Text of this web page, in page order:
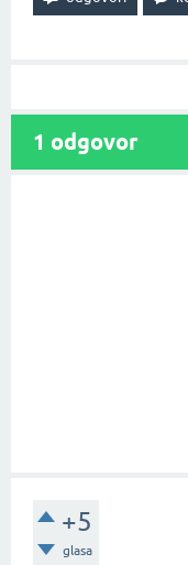
1 odgovor
+5
glasa